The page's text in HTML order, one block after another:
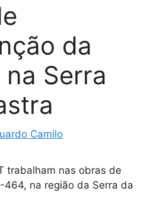
da
Serra
Camilo
trabalham nas obras de
464, na região da Serra da